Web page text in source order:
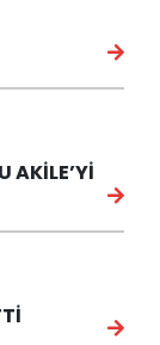
AKİLE’Yİ